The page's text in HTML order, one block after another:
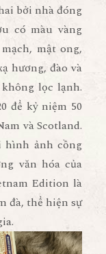
bởi nhà đóng
có màu vàng
mật ong,
hương, đào và
lọc lạnh.
để kỷ niệm 50
và Scotland.
hình ảnh cồng
văn hóa của
Edition là
đà, thể hiện sự